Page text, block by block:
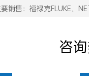
售：福禄克FLUKE、
咨